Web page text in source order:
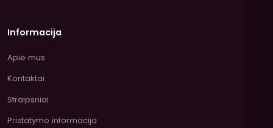
Informacija
Apie mus
Kontaktai
Straipsniai
Pristatymo informacija